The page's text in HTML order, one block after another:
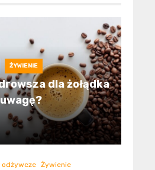
ŻYWIENIE
dla żołądka
odżywcze Żywienie